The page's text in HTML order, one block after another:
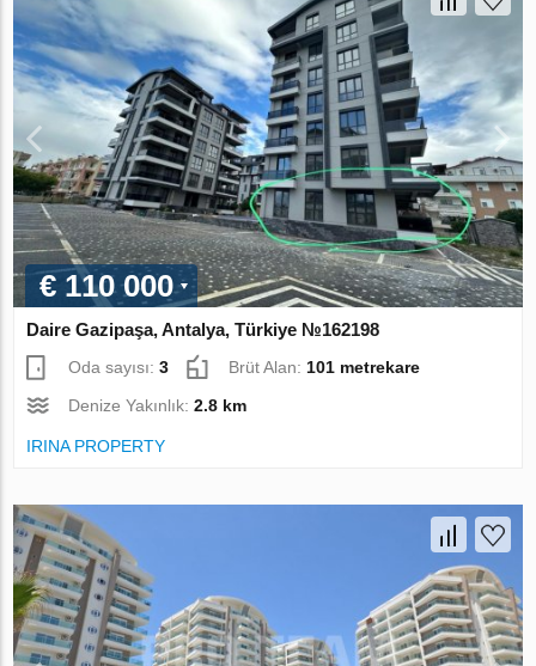
€ 110 000
Daire Gazipaşa, Antalya, Türkiye №162198
Oda sayısı:3 Brüt Alan: 101 metrekare
Denize Yakınlık:2.8 km
IRINA PROPERTY